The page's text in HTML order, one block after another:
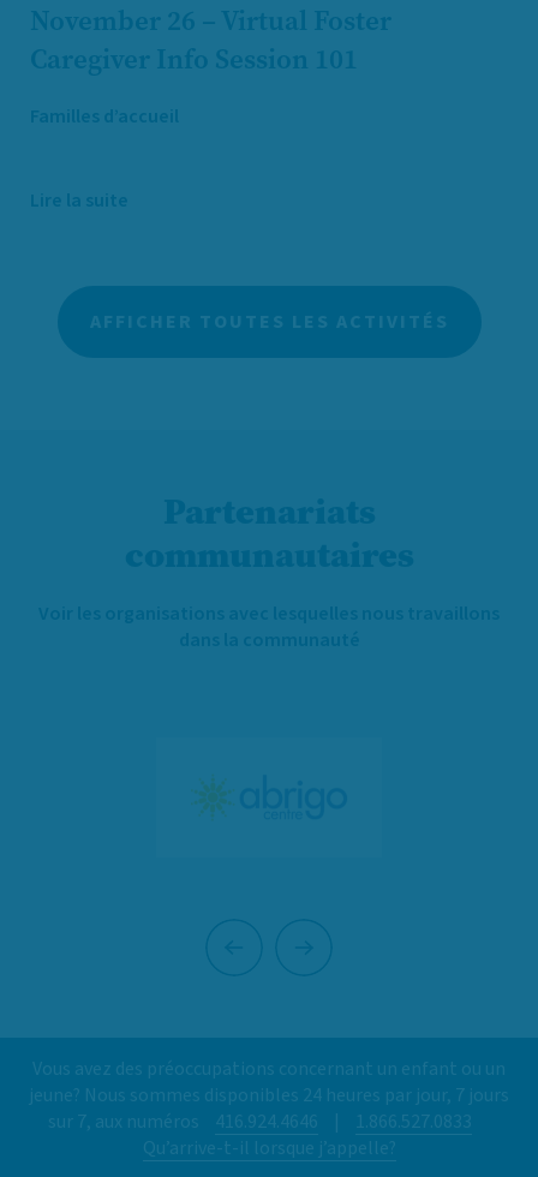
November 26 – Virtual Foster
Caregiver Info Session 101
Familles d’accueil
Lire la suite
AFFICHER TOUTES LES ACTIVITÉS
Vous avez des préoccupations concernant un enfant ou un
jeune? Nous sommes disponibles 24 heures par jour, 7 jours
sur 7, aux numéros
416.924.4646 |
1.866.527.0833
Qu’arrive-t-il lorsque j’appelle?